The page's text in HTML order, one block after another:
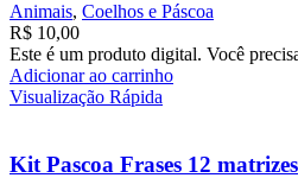
Animais, Coelhos e Páscoa
R$ 10,00
Este é um produto digital. Você
Adicionar ao carrinho
Visualização Rápida
Kit Pascoa Frases 12 matrizes